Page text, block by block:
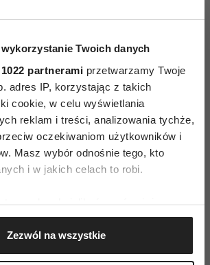
Twoich danych
partnerami przetwarzamy Twoje
adres IP, korzystając z takich
cookie, w celu wyświetlania
reklam i treści, analizowania tychże,
oczekiwaniom użytkowników i
Masz wybór odnośnie tego, kto
i w jakich celach to robi.
to zgodę, chcielibyśmy również:
dane dotyczące Twojej lokalizacji
z dokładnością nawet do kilku metrów
Twoje urządzenie, aktywnie
Zezwól na wszystkie
przepisu
kurek :)